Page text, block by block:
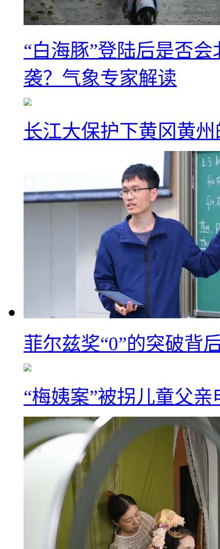
“白海豚”登陆后是否
袭？气象专家解读
长江大保护下黄冈黄
菲尔兹奖“0”的突破背
“梅姨案”被拐儿童父